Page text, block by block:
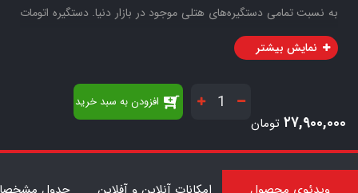
به نسبت تمامی دستگیره‌های هتلی موجود در بازار دنیا. دستگیره اتومات
اتوماتیک بدون نیاز به استفاده از دست برای وارد شدن و با قابلیت ارتباط
طراحی و تولید می‌شود. این دستگیره دارای قفل بدنه موتورایز و اتوماتیک
می‌باشد. این دستگیره دارای رنگ آنادایز با پروتکت UV برای محافظت در
برابر نور آفتاب می‌باشد.
نمایش بیشتر
۲۷,۹۰۰,۰۰۰ تومان
افزودن به سبد خرید